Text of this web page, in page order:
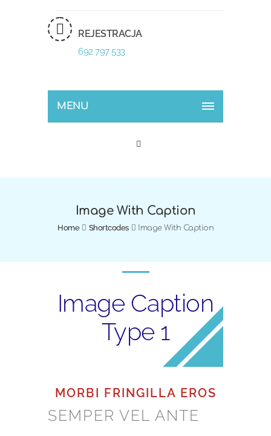
REJESTRACJA
692 797 533
MENU
Image With Caption
Home Shortcodes Image With Caption
Image Caption
Type 1
MORBI FRINGILLA EROS
SEMPER VEL ANTE